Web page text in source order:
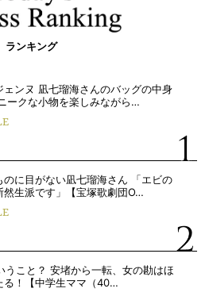
ランキング
ェンヌ 凪七瑠海さんのバッグの中身
ークな小物を楽しみながら…
のに目がない凪七瑠海さん 「エビの
然生派です」【宝塚歌劇団O…
うこと？ 安堵から一転、女の勘はほ
る！【中学生ママ（40…